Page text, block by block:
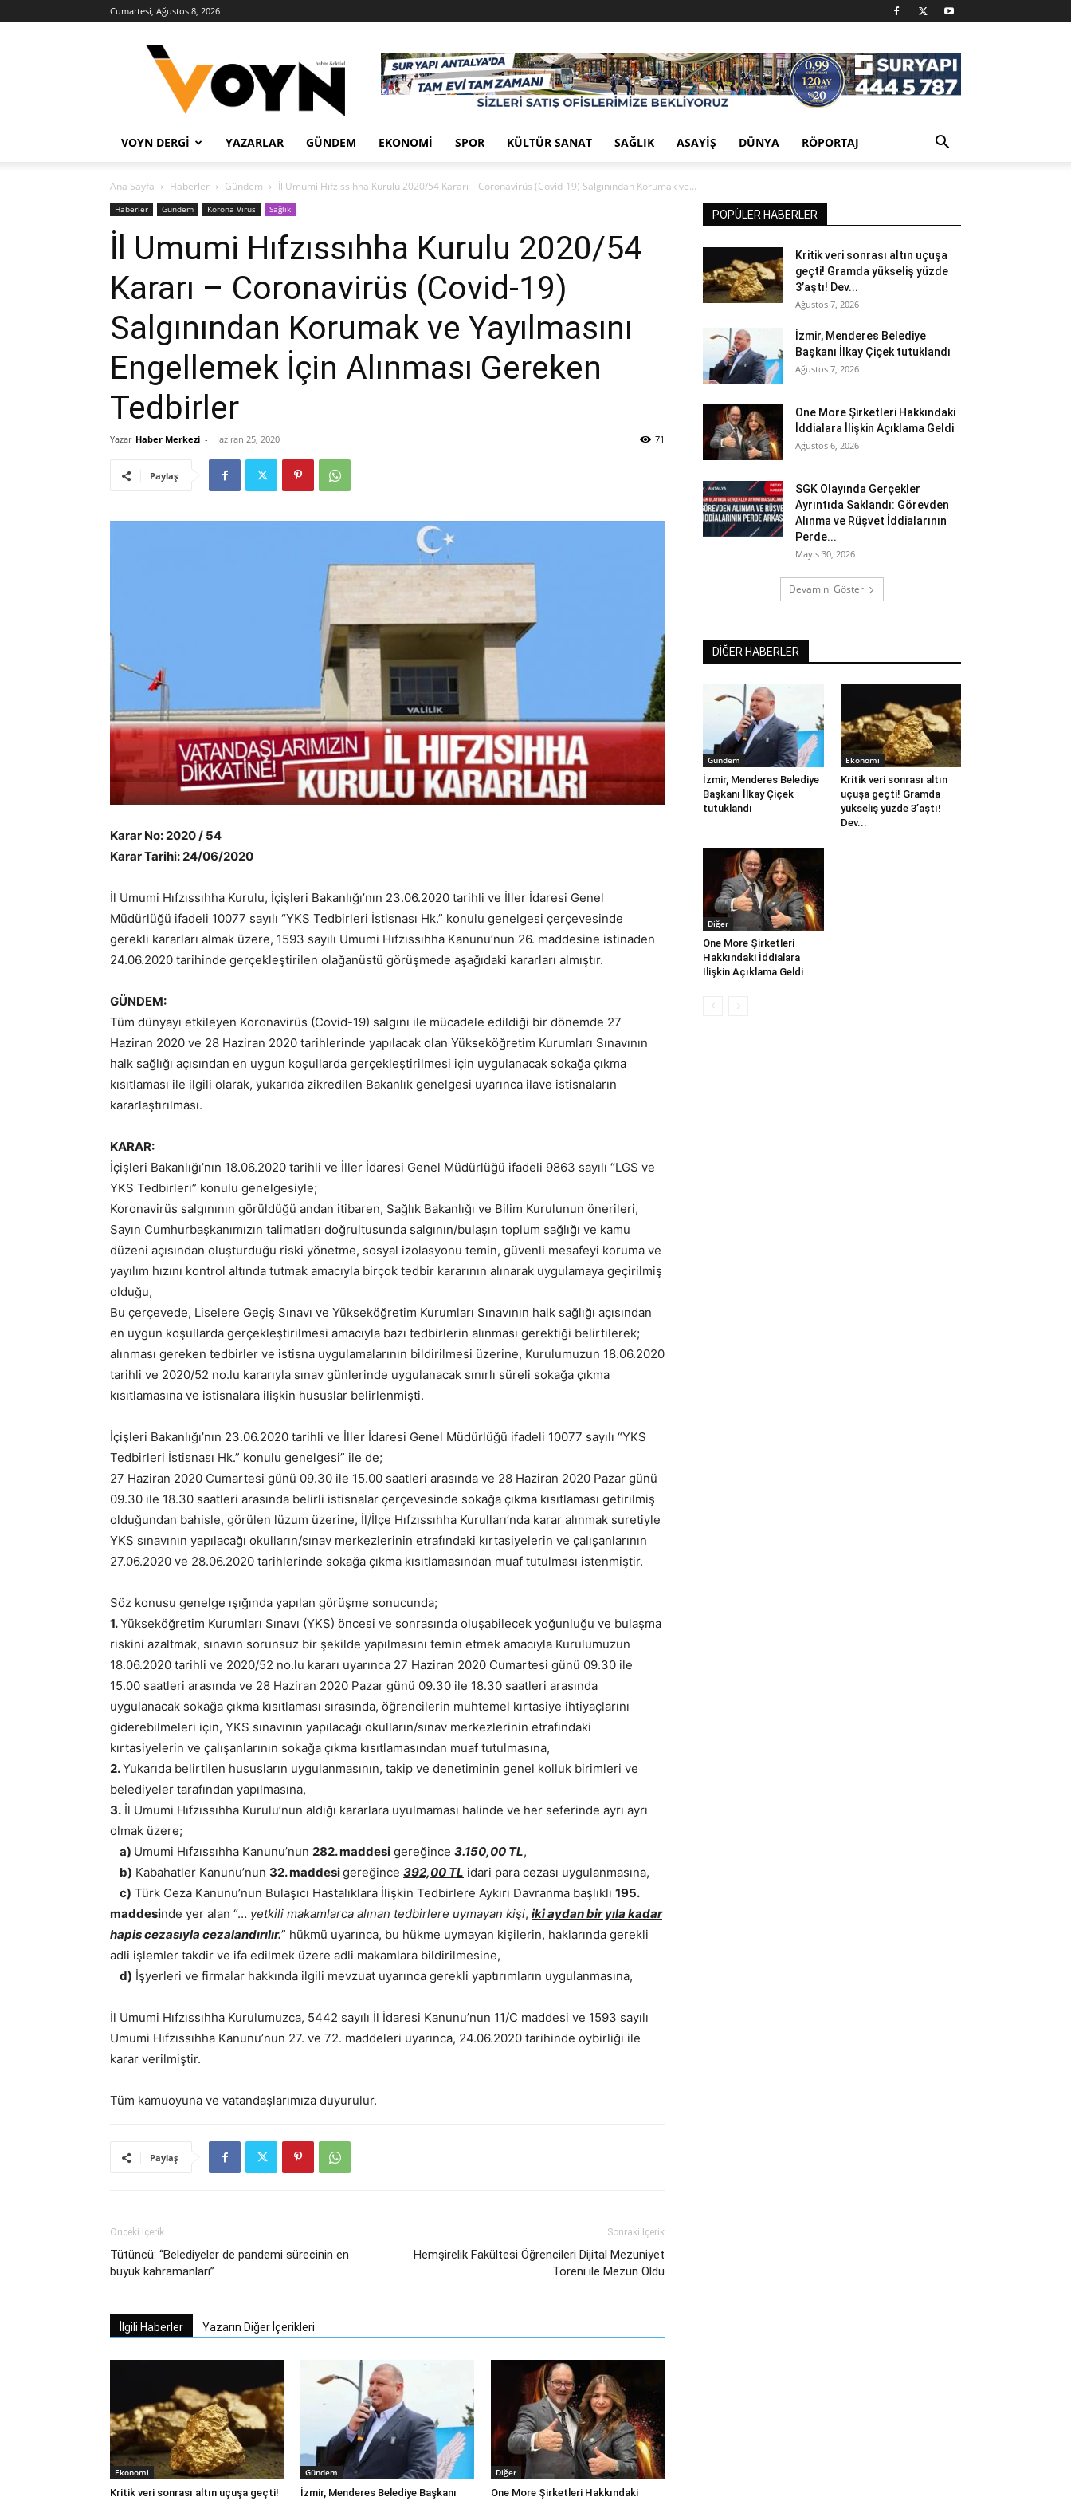
Cumartesi, Ağustos 8, 2026
Haber
VOYN DERGI YAZARLAR GÜNDEM EKONOMI SPOR KÜLTÜR SANAT SAĞLIK ASAYIŞ DÜNYA RÖPORTAJ
Ana Sayfa Haberler Gündem İl Umumi Hıfzıssıhha Kurulu 2020/54 Kararı – Coronavirüs (Covid-19) Salgınından Korumak ve...
Haberler Gündem Korona Virüs Sağlık
İl Umumi Hıfzıssıhha Kurulu 2020/54
Kararı – Coronavirüs (Covid-19)
Salgınından Korumak ve Yayılmasını
Engellemek İçin Alınması Gereken
Tedbirler
Yazar Haber Merkezi - Haziran 25, 2020 71
Paylaş
Karar No: 2020 / 54
Karar Tarihi: 24/06/2020
İl Umumi Hıfzıssıhha Kurulu, İçişleri Bakanlığı’nın 23.06.2020 tarihli ve İller İdaresi Genel
Müdürlüğü ifadeli 10077 sayılı “YKS Tedbirleri İstisnası Hk.” konulu genelgesi çerçevesinde
gerekli kararları almak üzere, 1593 sayılı Umumi Hıfzıssıhha Kanunu’nun 26. maddesine istinaden
24.06.2020 tarihinde gerçekleştirilen olağanüstü görüşmede aşağıdaki kararları almıştır.
GÜNDEM:
Tüm dünyayı etkileyen Koronavirüs (Covid-19) salgını ile mücadele edildiği bir dönemde 27
Haziran 2020 ve 28 Haziran 2020 tarihlerinde yapılacak olan Yükseköğretim Kurumları Sınavının
halk sağlığı açısından en uygun koşullarda gerçekleştirilmesi için uygulanacak sokağa çıkma
kısıtlaması ile ilgili olarak, yukarıda zikredilen Bakanlık genelgesi uyarınca ilave istisnaların
kararlaştırılması.
KARAR:
İçişleri Bakanlığı’nın 18.06.2020 tarihli ve İller İdaresi Genel Müdürlüğü ifadeli 9863 sayılı “LGS ve
YKS Tedbirleri” konulu genelgesiyle;
Koronavirüs salgınının görüldüğü andan itibaren, Sağlık Bakanlığı ve Bilim Kurulunun önerileri,
Sayın Cumhurbaşkanımızın talimatları doğrultusunda salgının/bulaşın toplum sağlığı ve kamu
düzeni açısından oluşturduğu riski yönetme, sosyal izolasyonu temin, güvenli mesafeyi koruma ve
yayılım hızını kontrol altında tutmak amacıyla birçok tedbir kararının alınarak uygulamaya geçirilmiş
olduğu,
Bu çerçevede, Liselere Geçiş Sınavı ve Yükseköğretim Kurumları Sınavının halk sağlığı açısından
en uygun koşullarda gerçekleştirilmesi amacıyla bazı tedbirlerin alınması gerektiği belirtilerek;
alınması gereken tedbirler ve istisna uygulamalarının bildirilmesi üzerine, Kurulumuzun 18.06.2020
tarihli ve 2020/52 no.lu kararıyla sınav günlerinde uygulanacak sınırlı süreli sokağa çıkma
kısıtlamasına ve istisnalara ilişkin hususlar belirlenmişti.
İçişleri Bakanlığı’nın 23.06.2020 tarihli ve İller İdaresi Genel Müdürlüğü ifadeli 10077 sayılı “YKS
Tedbirleri İstisnası Hk.” konulu genelgesi” ile de;
27 Haziran 2020 Cumartesi günü 09.30 ile 15.00 saatleri arasında ve 28 Haziran 2020 Pazar günü
09.30 ile 18.30 saatleri arasında belirli istisnalar çerçevesinde sokağa çıkma kısıtlaması getirilmiş
olduğundan bahisle, görülen lüzum üzerine, İl/İlçe Hıfzıssıhha Kurulları’nda karar alınmak suretiyle
YKS sınavının yapılacağı okulların/sınav merkezlerinin etrafındaki kırtasiyelerin ve çalışanlarının
27.06.2020 ve 28.06.2020 tarihlerinde sokağa çıkma kısıtlamasından muaf tutulması istenmiştir.
Söz konusu genelge ışığında yapılan görüşme sonucunda;
1.Yükseköğretim Kurumları Sınavı (YKS) öncesi ve sonrasında oluşabilecek yoğunluğu ve bulaşma
riskini azaltmak, sınavın sorunsuz bir şekilde yapılmasını temin etmek amacıyla Kurulumuzun
18.06.2020 tarihli ve 2020/52 no.lu kararı uyarınca 27 Haziran 2020 Cumartesi günü 09.30 ile
15.00 saatleri arasında ve 28 Haziran 2020 Pazar günü 09.30 ile 18.30 saatleri arasında
uygulanacak sokağa çıkma kısıtlaması sırasında, öğrencilerin muhtemel kırtasiye ihtiyaçlarını
giderebilmeleri için, YKS sınavının yapılacağı okulların/sınav merkezlerinin etrafındaki
kırtasiyelerin ve çalışanlarının sokağa çıkma kısıtlamasından muaf tutulmasına,
2.Yukarıda belirtilen hususların uygulanmasının, takip ve denetiminin genel kolluk birimleri ve
belediyeler tarafından yapılmasına,
3. İl Umumi Hıfzıssıhha Kurulu’nun aldığı kararlara uyulmaması halinde ve her seferinde ayrı ayrı
olmak üzere;
a) Umumi Hıfzıssıhha Kanunu’nun 282. maddesi gereğince 3.150,00 TL,
b) Kabahatler Kanunu’nun 32. maddesigereğince 392,00 TL idari para cezası uygulanmasına,
c) Türk Ceza Kanunu’nun Bulaşıcı Hastalıklara İlişkin Tedbirlere Aykırı Davranma başlıklı 195.
maddesinde yer alan “… yetkili makamlarca alınan tedbirlere uymayan kişi, iki aydan bir yıla kadar
hapis cezasıyla cezalandırılır.” hükmü uyarınca, bu hükme uymayan kişilerin, haklarında gerekli
adli işlemler takdir ve ifa edilmek üzere adli makamlara bildirilmesine,
d) İşyerleri ve firmalar hakkında ilgili mevzuat uyarınca gerekli yaptırımların uygulanmasına,
İl Umumi Hıfzıssıhha Kurulumuzca, 5442 sayılı İl İdaresi Kanunu’nun 11/C maddesi ve 1593 sayılı
Umumi Hıfzıssıhha Kanunu’nun 27. ve 72. maddeleri uyarınca, 24.06.2020 tarihinde oybirliği ile
karar verilmiştir.
Tüm kamuoyuna ve vatandaşlarımıza duyurulur.
Paylaş
Önceki İçerik
Tütüncü: “Belediyeler de pandemi sürecinin en
büyük kahramanları”
Sonraki İçerik
Hemşirelik Fakültesi Öğrencileri Dijital Mezuniyet
Töreni ile Mezun Oldu
İlgili Haberler Yazarın Diğer İçerikleri
Ekonomi
Kritik veri sonrası altın uçuşa geçti!
Gündem
İzmir, Menderes Belediye Başkanı
Diğer
One More Şirketleri Hakkındaki
POPÜLER HABERLER
Kritik veri sonrası altın uçuşa
geçti! Gramda yükseliş yüzde
3’aştı! Dev...
Ağustos 7, 2026
İzmir, Menderes Belediye
Başkanı İlkay Çiçek tutuklandı
Ağustos 7, 2026
One More Şirketleri Hakkındaki
İddialara İlişkin Açıklama Geldi
Ağustos 6, 2026
SGK Olayında Gerçekler
Ayrıntıda Saklandı: Görevden
Alınma ve Rüşvet İddialarının
Perde...
Mayıs 30, 2026
Devamını Göster
DİĞER HABERLER
Gündem
İzmir, Menderes Belediye
Başkanı İlkay Çiçek
tutuklandı
Ekonomi
Kritik veri sonrası altın
uçuşa geçti! Gramda
yükseliş yüzde 3’aştı!
Dev...
Diğer
One More Şirketleri
Hakkındaki İddialara
İlişkin Açıklama Geldi